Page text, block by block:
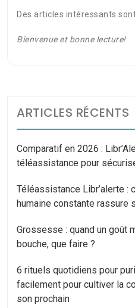
Des articles intéressants
Bienvenue et bonne lecture!
ARTICLES RÉCENTS
Comparatif en 2026 :
téléassistance pour
Téléassistance Libr’alerte :
humaine constante rassure
Grossesse : quand un goût
bouche, que faire ?
6 rituels quotidiens pour
facilement pour cultiver la
son prochain